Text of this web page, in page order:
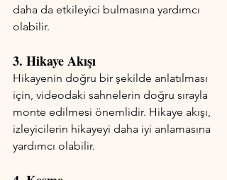
daha da etkileyici bulmasına yardımcı
olabilir.
3. Hikaye Akışı
Hikayenin doğru bir şekilde anlatılması
için, videodaki sahnelerin doğru sırayla
monte edilmesi önemlidir. Hikaye akışı,
izleyicilerin hikayeyi daha iyi anlamasına
yardımcı olabilir.